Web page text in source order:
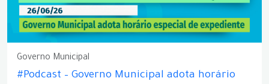
Governo Municipal
#Podcast – Governo Municipal adota horário